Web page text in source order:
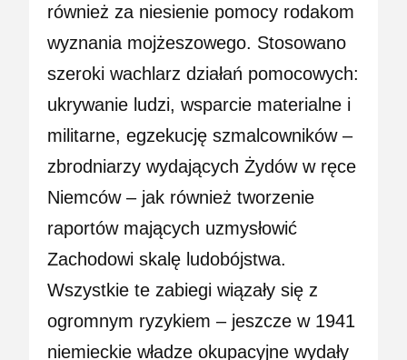
również za niesienie pomocy rodakom
wyznania mojżeszowego. Stosowano
szeroki wachlarz działań pomocowych:
ukrywanie ludzi, wsparcie materialne i
militarne, egzekucję szmalcowników –
zbrodniarzy wydających Żydów w ręce
Niemców – jak również tworzenie
raportów mających uzmysłowić
Zachodowi skalę ludobójstwa.
Wszystkie te zabiegi wiązały się z
ogromnym ryzykiem – jeszcze w 1941
niemieckie władze okupacyjne wydały